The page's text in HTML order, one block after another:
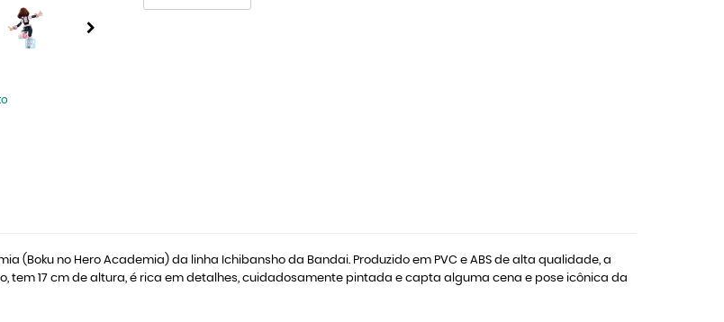
(Boku no Hero Academia) da linha Ichibansho da Bandai. Produzido em PVC e ABS de alta qualidade, a
tem 17 cm de altura, é rica em detalhes, cuidadosamente pintada e capta alguma cena e pose icônica da